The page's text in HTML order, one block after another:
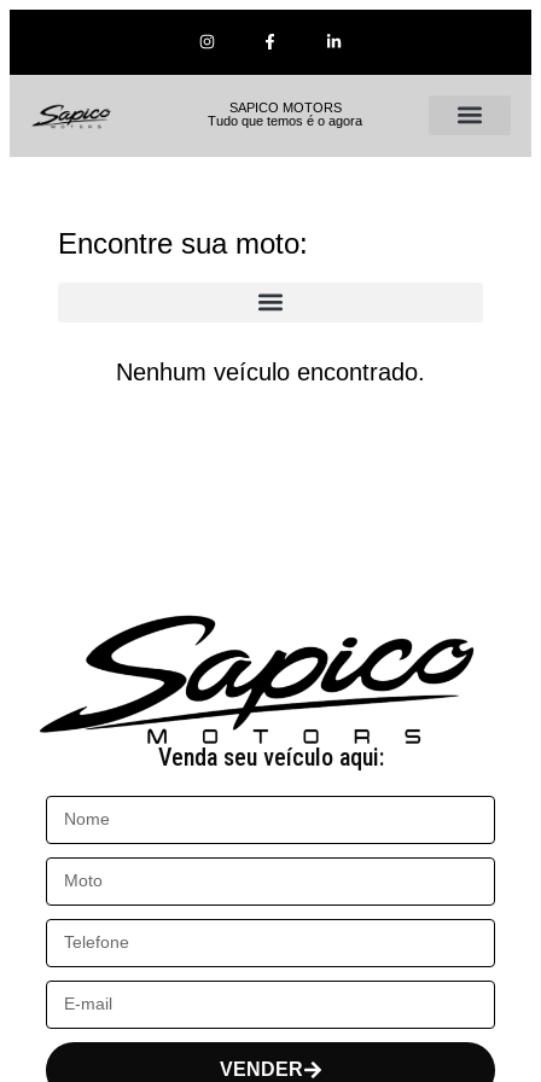
SAPICO MOTORS
Tudo que temos é o agora
Encontre sua moto:
Nenhum veículo encontrado.
Venda seu veículo aqui:
VENDER